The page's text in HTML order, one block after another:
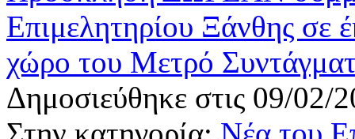
Επιμελητηρίου Ξάνθης
χώρο του Μετρό
Δημοσιεύθηκε στις 09/02/